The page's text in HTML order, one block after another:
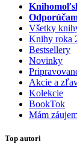
Všetky
Knihy roka
Bestsellery
Novinky
Akcie a
Kolekcie
BookTok
Mám
Top autori